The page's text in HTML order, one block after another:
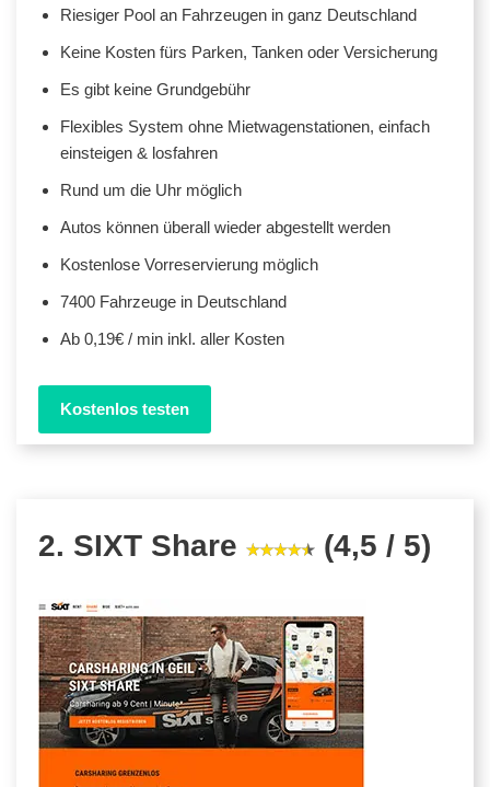
Riesiger Pool an Fahrzeugen in ganz Deutschland
Keine Kosten fürs Parken, Tanken oder Versicherung
Es gibt keine Grundgebühr
Flexibles System ohne Mietwagenstationen, einfach
einsteigen & losfahren
Rund um die Uhr möglich
Autos können überall wieder abgestellt werden
Kostenlose Vorreservierung möglich
7400 Fahrzeuge in Deutschland
Ab 0,19€ / min inkl. aller Kosten
Kostenlos testen
2. SIXT Share (4,5 / 5)